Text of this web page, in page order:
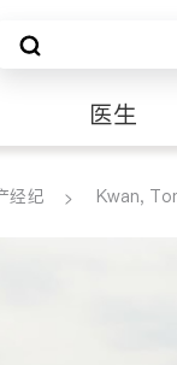
医生
经纪 Kwan,